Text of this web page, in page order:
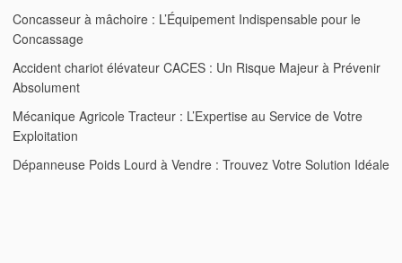
Concasseur à mâchoire : L’Équipement Indispensable pour le
Concassage
Accident chariot élévateur CACES : Un Risque Majeur à Prévenir
Absolument
Mécanique Agricole Tracteur : L’Expertise au Service de Votre
Exploitation
Dépanneuse Poids Lourd à Vendre : Trouvez Votre Solution Idéale